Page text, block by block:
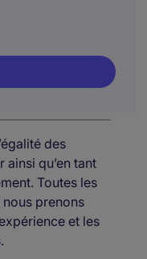
des
ainsi qu’en tant
Toutes les
prenons
et les